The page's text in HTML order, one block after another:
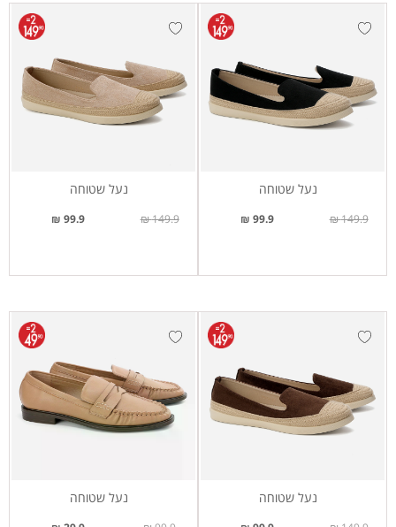
נעל שטוחה
99.9 ₪ 149.9 ₪
נעל שטוחה
99.9 ₪ 149.9 ₪
נעל שטוחה נעל שטוחה